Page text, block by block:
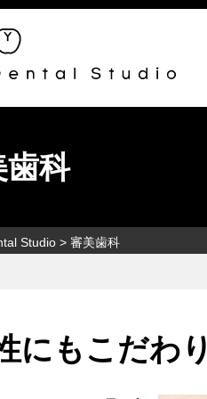
歯科
Studio > 審美歯科
にもこだわ